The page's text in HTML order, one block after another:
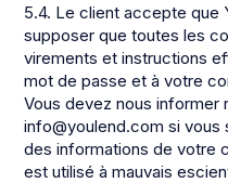
5.4. Le client accepte que
supposer que toutes les
virements et instructions
mot de passe et à votre
Vous devez nous informer
info@youlend.com si
des informations de votre
est utilisé à mauvais